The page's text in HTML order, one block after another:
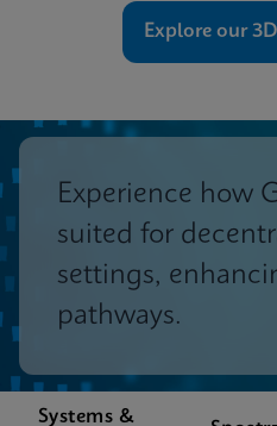
Explore our
Experience how
suited for
settings,
pathways.
Systems &